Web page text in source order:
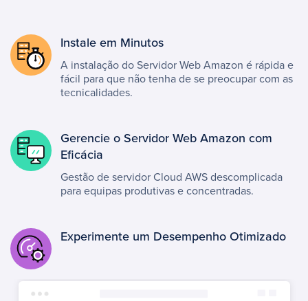
Instale em Minutos
A instalação do Servidor Web Amazon é rápida e
fácil para que não tenha de se preocupar com as
tecnicalidades.
Gerencie o Servidor Web Amazon com
Eficácia
Gestão de servidor Cloud AWS descomplicada
para equipas produtivas e concentradas.
Experimente um Desempenho Otimizado